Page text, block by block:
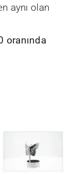
aynı olan
oranında